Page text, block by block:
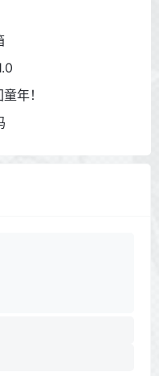
年！